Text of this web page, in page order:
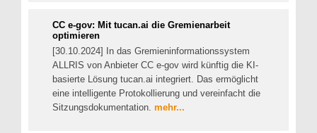
CC e-gov: Mit tucan.ai die Gremienarbeit
optimieren
[30.10.2024] In das Gremieninformationssystem
ALLRIS von Anbieter CC e-gov wird künftig die KI-
basierte Lösung tucan.ai integriert. Das ermöglicht
eine intelligente Protokollierung und vereinfacht die
Sitzungsdokumentation. mehr...